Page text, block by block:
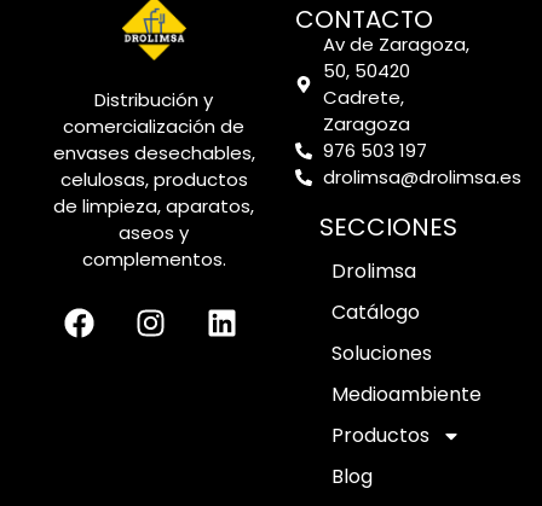
Distribución y
comercialización de
envases desechables,
celulosas, productos
de limpieza, aparatos,
aseos y
complementos.
CONTACTO
Av de Zaragoza,
50, 50420
Cadrete,
Zaragoza
976 503 197
drolimsa@drolimsa.es
SECCIONES
Drolimsa
Catálogo
Soluciones
Medioambiente
Productos
Blog